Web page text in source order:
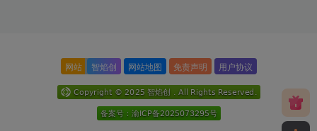
网站 智焰创 网站地图 免责声明 用户协议